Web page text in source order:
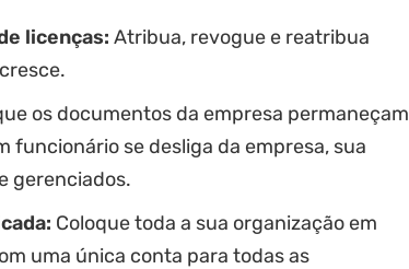
licenças: Atribua, revogue e reatribua
os documentos da empresa permaneçam
funcionário se desliga da empresa, sua
gerenciados.
Coloque toda a sua organização em
uma única conta para todas as